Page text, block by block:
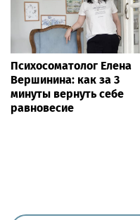
Психосоматолог Елена
Вершинина: как за 3
минуты вернуть себе
равновесие